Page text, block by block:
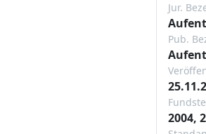
Jur.
Pub.
2004,